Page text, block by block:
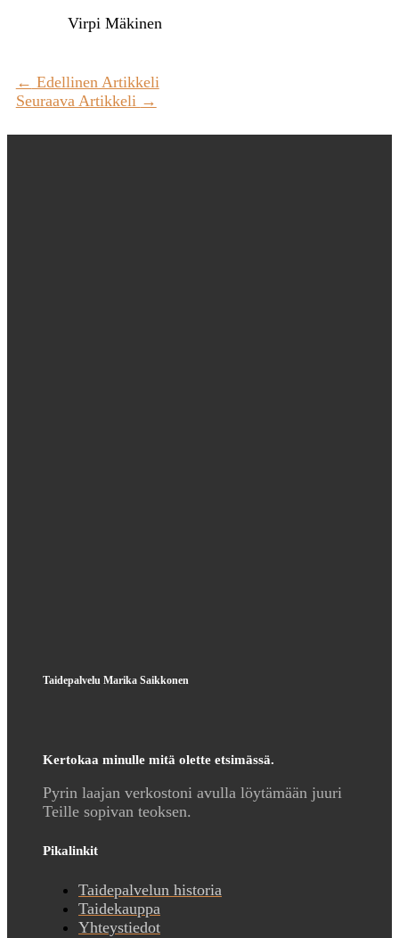
Virpi Mäkinen
← Edellinen Artikkeli
Seuraava Artikkeli →
Taidepalvelu Marika Saikkonen
Kertokaa minulle mitä olette etsimässä.
Pyrin laajan verkostoni avulla löytämään juuri
Teille sopivan teoksen.
Pikalinkit
Taidepalvelun historia
Taidekauppa
Yhteystiedot